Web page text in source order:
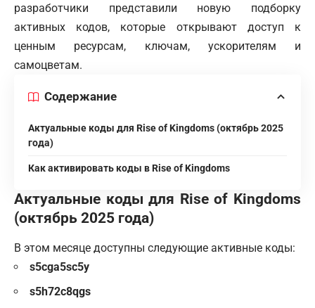
разработчики представили новую подборку
активных кодов, которые открывают доступ к
ценным ресурсам, ключам, ускорителям и
самоцветам.
Содержание
Актуальные коды для Rise of Kingdoms (октябрь 2025
года)
Как активировать коды в Rise of Kingdoms
Актуальные коды для Rise of Kingdoms
(октябрь 2025 года)
В этом месяце доступны следующие активные коды:
s5cga5sc5y
s5h72c8qgs